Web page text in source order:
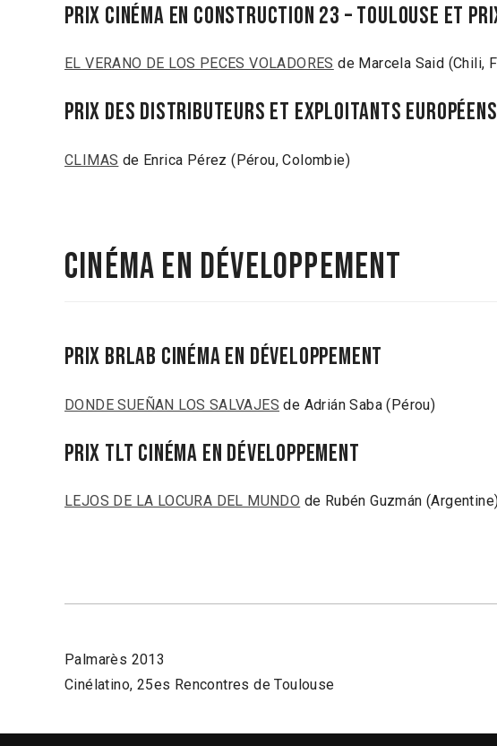
Prix Cinéma en Construction 23 – Toulouse et
EL VERANO DE LOS PECES VOLADORES de Marcela Said (Chili,
Prix des distributeurs et exploitants européens
CLIMAS de Enrica Pérez (Pérou, Colombie)
Cinéma en développement
PRIX Brlab cinéma en développement
DONDE SUEÑAN LOS SALVAJES de Adrián Saba (Pérou)
PRIX TLT cinéma en développement
LEJOS DE LA LOCURA DEL MUNDO de Rubén Guzmán
Palmarès 2013
Cinélatino, 25es Rencontres de Toulouse